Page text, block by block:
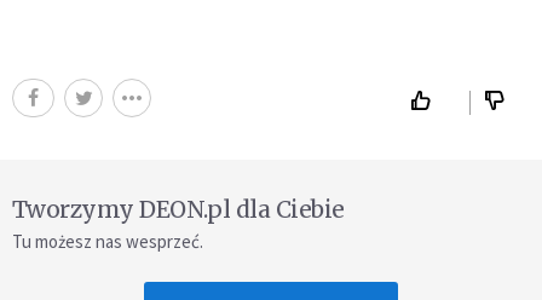
Tworzymy DEON.pl dla Ciebie
Tu możesz nas wesprzeć.